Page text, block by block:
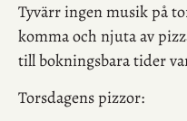
Tyvärr ingen musik på
komma och njuta av
till bokningsbara tider
Torsdagens pizzor: